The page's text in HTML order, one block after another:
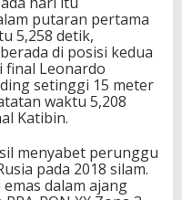
putaran pertama
5,258 detik,
di posisi kedua
final Leonardo
setinggi 15 meter
waktu 5,208
Katibin.
menyabet perunggu
pada 2018 silam.
dalam ajang